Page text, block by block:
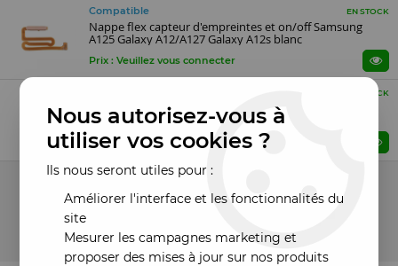
Compatible EN STOCK
Nappe flex capteur d'empreintes et on/off Samsung
A125 Galaxy A12/A127 Galaxy A12s blanc
Prix : Veuillez vous connecter
EN STOCK
Nappe flex capteur d'empreintes et on/off Samsung
A125 Galaxy A12/A127 Galaxy A12s bleu
Prix : Veuillez vous connecter
10 articles sur
Nous autorisez-vous à
utiliser vos cookies ?
Ils nous seront utiles pour :
Améliorer l'interface et les fonctionnalités du
site
Mesurer les campagnes marketing et
proposer des mises à jour sur nos produits